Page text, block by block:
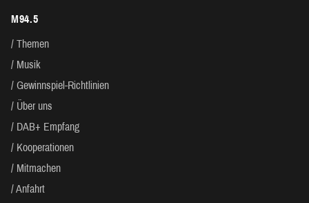
M94.5
Themen
Musik
Gewinnspiel-Richtlinien
Über uns
DAB+ Empfang
Kooperationen
Mitmachen
Anfahrt